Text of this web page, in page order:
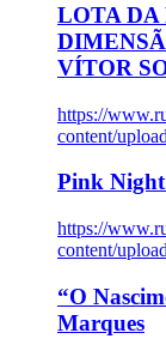
LOTA DA
VÍTOR
https://
content/
Pink
https://
content/
“O
Marques